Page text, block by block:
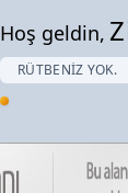
Hoş geldin,
RÜTBENIZ YOK.